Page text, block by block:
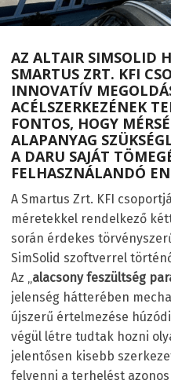
AZ ALTAIR SIMSOLID
SMARTUS ZRT. KFI
INNOVATÍV
ACÉLSZERKEZÉNEK
FONTOS, HOGY
ALAPANYAG
A DARU SAJÁT
FELHASZNÁLANDÓ
A Smartus Zrt. KFI
méretekkel rendelkező
során érdekes
SimSolid szoftverrel
Az „ alacsony feszültség
jelenség hátterében
újszerű értelmezése
végül létre tudtak hozni
jelentősen kisebb
felvenni a terhelést